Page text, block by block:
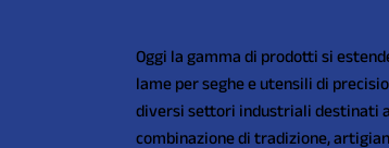
Oggi la gamma di prodotti si
lame per seghe e utensili di
diversi settori industriali destinati
combinazione di tradizione,